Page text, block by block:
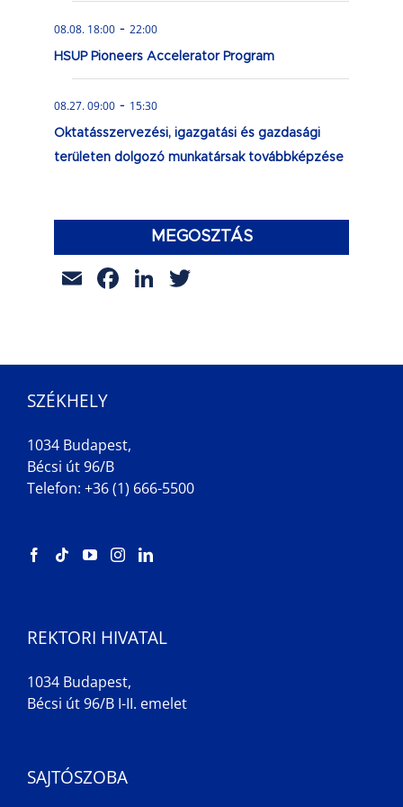
08.08. 18:00 - 22:00
HSUP Pioneers Accelerator Program
08.27. 09:00 - 15:30
Oktatásszervezési, igazgatási és gazdasági
területen dolgozó munkatársak továbbképzése
MEGOSZTÁS
EmailFacebook
LinkedIn
SZÉKHELY
1034 Budapest,
Bécsi út 96/B
Telefon: +36 (1) 666-5500
REKTORI HIVATAL
1034 Budapest,
Bécsi út 96/B I-II. emelet
SAJTÓSZOBA